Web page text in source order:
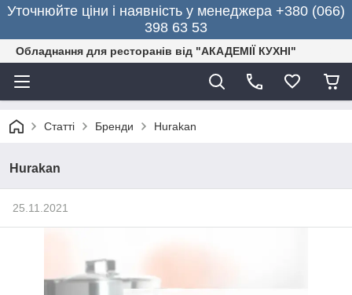
Уточнюйте ціни і наявність у менеджера +380 (066)
398 63 53
Обладнання для ресторанів від "АКАДЕМІЇ КУХНІ"
Статті Бренди Hurakan
Hurakan
25.11.2021